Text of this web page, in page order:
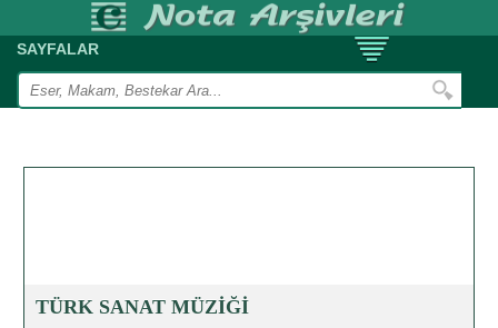
SAYFALAR
TÜRK SANAT MÜZİĞİ